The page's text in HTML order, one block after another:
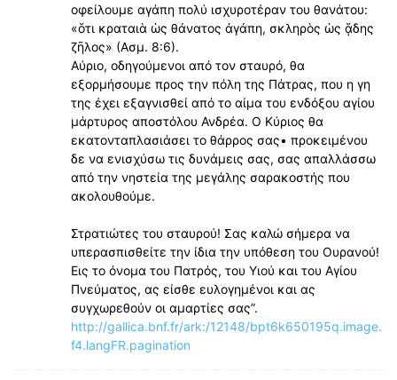
οφείλουμε αγάπη πολύ ισχυροτέραν του θανάτου:
«ὅτι κραταιὰ ὡς θάνατος ἀγάπη, σκληρὸς ὡς ᾅδης
ζῆλος» (Ασμ. 8:6).
Αύριο, οδηγούμενοι από τον σταυρό, θα
εξορμήσουμε προς την πόλη της Πάτρας, που η γη
της έχει εξαγνισθεί από το αίμα του ενδόξου αγίου
μάρτυρος αποστόλου Ανδρέα. Ο Κύριος θα
εκατονταπλασιάσει το θάρρος σας• προκειμένου
δε να ενισχύσω τις δυνάμεις σας, σας απαλλάσσω
από την νηστεία της μεγάλης σαρακοστής που
ακολουθούμε.
Στρατιώτες του σταυρού! Σας καλώ σήμερα να
υπερασπισθείτε την ίδια την υπόθεση του Ουρανού!
Εις το όνομα του Πατρός, του Υιού και του Αγίου
Πνεύματος, ας είσθε ευλογημένοι και ας
συγχωρεθούν οι αμαρτίες σας”.
http://gallica.bnf.fr/ark:/12148/bpt6k650195q.image.
f4.langFR.pagination